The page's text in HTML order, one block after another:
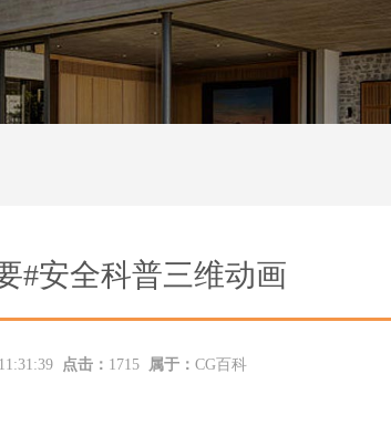
#安全科普三维动画
点击： 1715 属于：CG百科